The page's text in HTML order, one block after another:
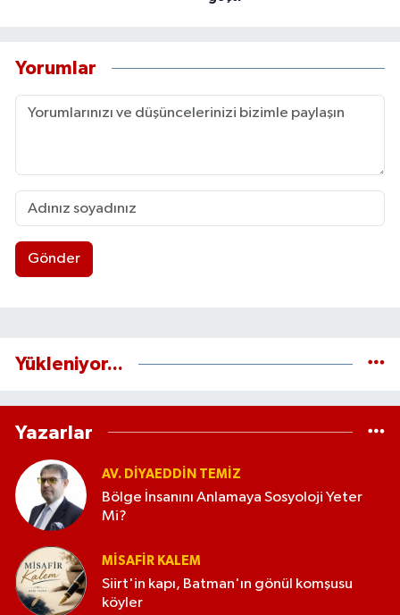
Yorumlar
Gönder
Yükleniyor...
Yazarlar
AV. DIYAEDDIN TEMIZ
Bölge İnsanını Anlamaya Sosyoloji Yeter
Mi?
MISAFIR KALEM
Siirt'in kapı, Batman'ın gönül komşusu
köyler